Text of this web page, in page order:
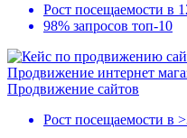
Рост посещаемости в
98% запросов топ-10
Продвижение интернет
Продвижение сайтов
Рост посещаемости в